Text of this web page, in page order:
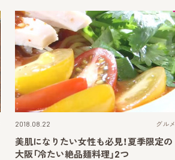
2018.08.22 グルメ
美肌になりたい女性も必見！夏季限定の
大阪「冷たい絶品麺料理」2つ